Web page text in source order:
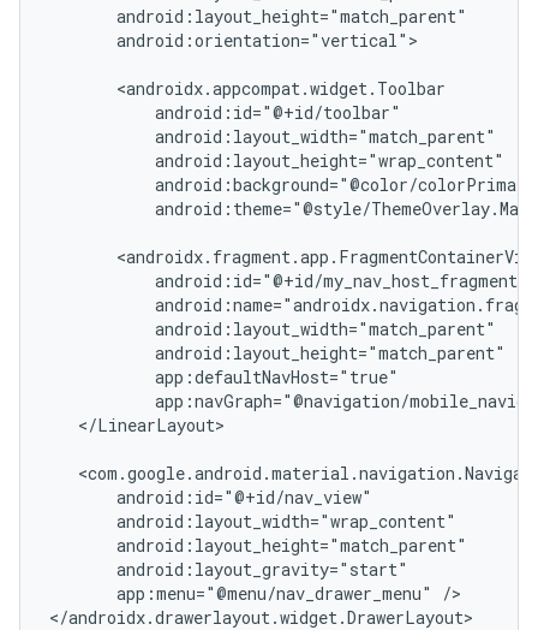
android:orientation="vertical">
android:theme="@style/
app:navGraph="@navigation/
</LinearLayout>
app:menu="@menu/nav_drawer_menu"
/>